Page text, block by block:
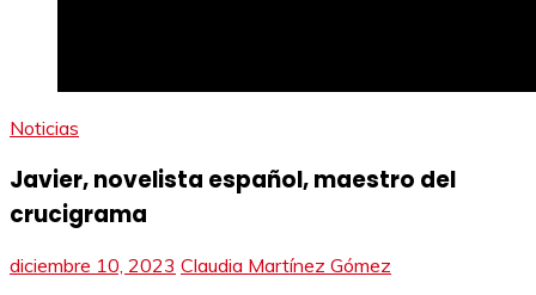
Noticias
Javier, novelista español, maestro del
crucigrama
diciembre 10, 2023 Claudia Martínez Gómez